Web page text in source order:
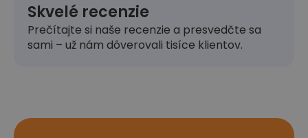
Skvelé recenzie
Prečítajte si naše recenzie a presvedčte sa
sami – už nám dôverovali tisíce klientov.